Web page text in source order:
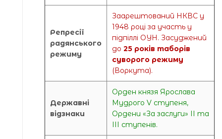
Репресії
радянського
режиму
Заарештований НКВС у
1948 році за участь у
підпіллі ОУН. Засуджений
до 25 років таборів
суворого режиму
(Воркута).
Державні
відзнаки
Орден князя Ярослава
Мудрого V ступеня,
Ордени «За заслуги» ІІ та
ІІІ ступенів.